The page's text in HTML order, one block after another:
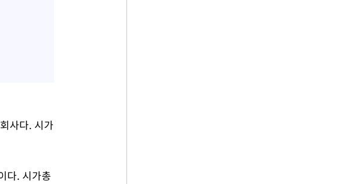
사다. 시가
다. 시가총